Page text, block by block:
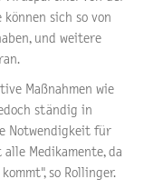
sich so von
und weitere
Maßnahmen wie
ständig in
Notwendigkeit für
Medikamente, da
so Rollinger.